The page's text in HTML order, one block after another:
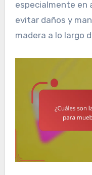
especialmente en
evitar daños y
madera a lo largo